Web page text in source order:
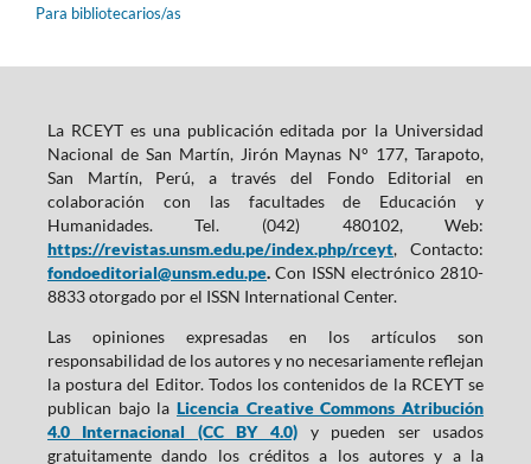
Para bibliotecarios/as
La RCEYT es una publicación editada por la Universidad
Nacional de San Martín, Jirón Maynas N° 177, Tarapoto,
San Martín, Perú, a través del Fondo Editorial en
colaboración con las facultades de Educación y
Humanidades. Tel. (042) 480102, Web:
https://revistas.unsm.edu.pe/index.php/rceyt, Contacto:
fondoeditorial@unsm.edu.pe.Con ISSN electrónico 2810-
8833 otorgado por el ISSN International Center.
Las opiniones expresadas en los artículos son
responsabilidad de los autores y no necesariamente reflejan
la postura del Editor. Todos los contenidos de la RCEYT se
publican bajo la Licencia Creative Commons Atribución
4.0 Internacional (CC BY 4.0) y pueden ser usados
gratuitamente dando los créditos a los autores y a la